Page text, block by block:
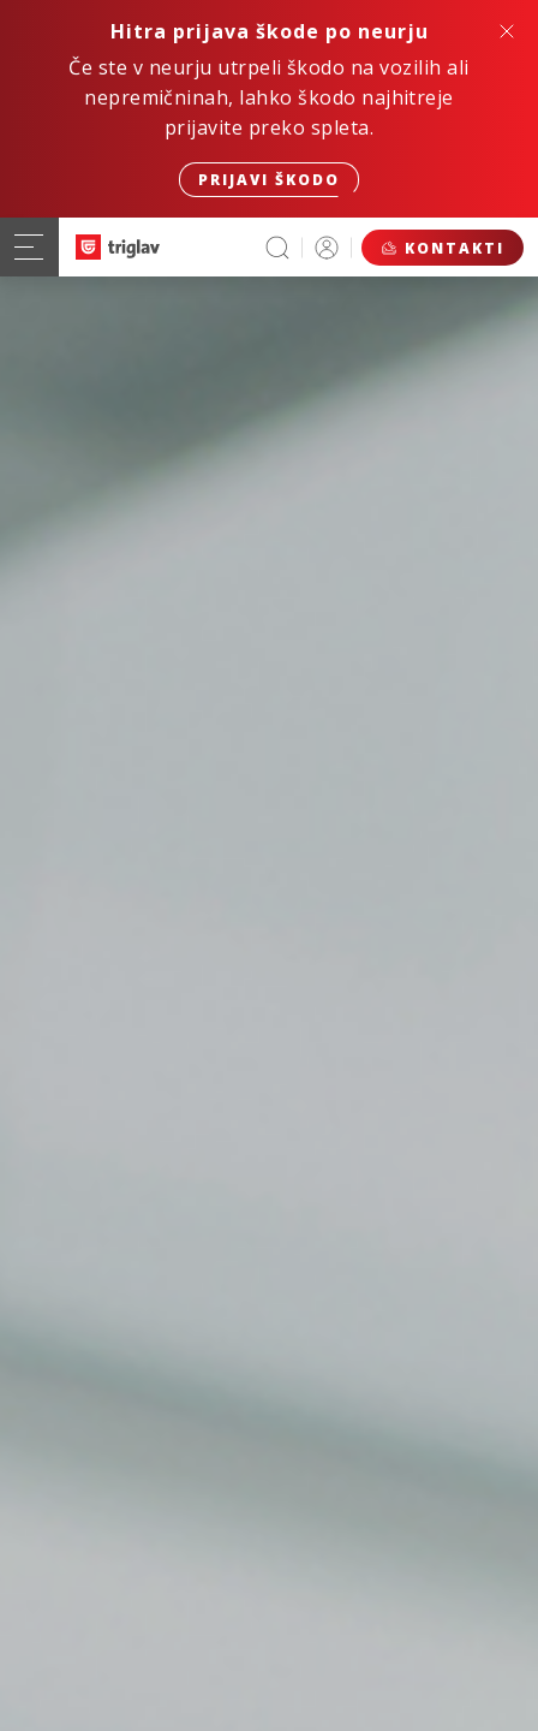
Hitra prijava škode po neurju
Če ste v neurju utrpeli škodo na vozilih ali
nepremičninah, lahko škodo najhitreje
prijavite preko spleta.
PRIJAVI ŠKODO
KONTAKTI